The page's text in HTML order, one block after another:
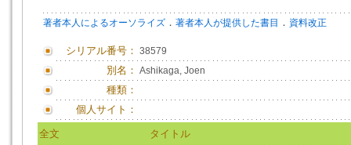
著者本人によるオーソライズ ． 著者本人が提供した書目 ． 資料改正
シリアル番号： 38579
別名： Ashikaga, Joen
種類：
個人サイト：
全文 タイトル